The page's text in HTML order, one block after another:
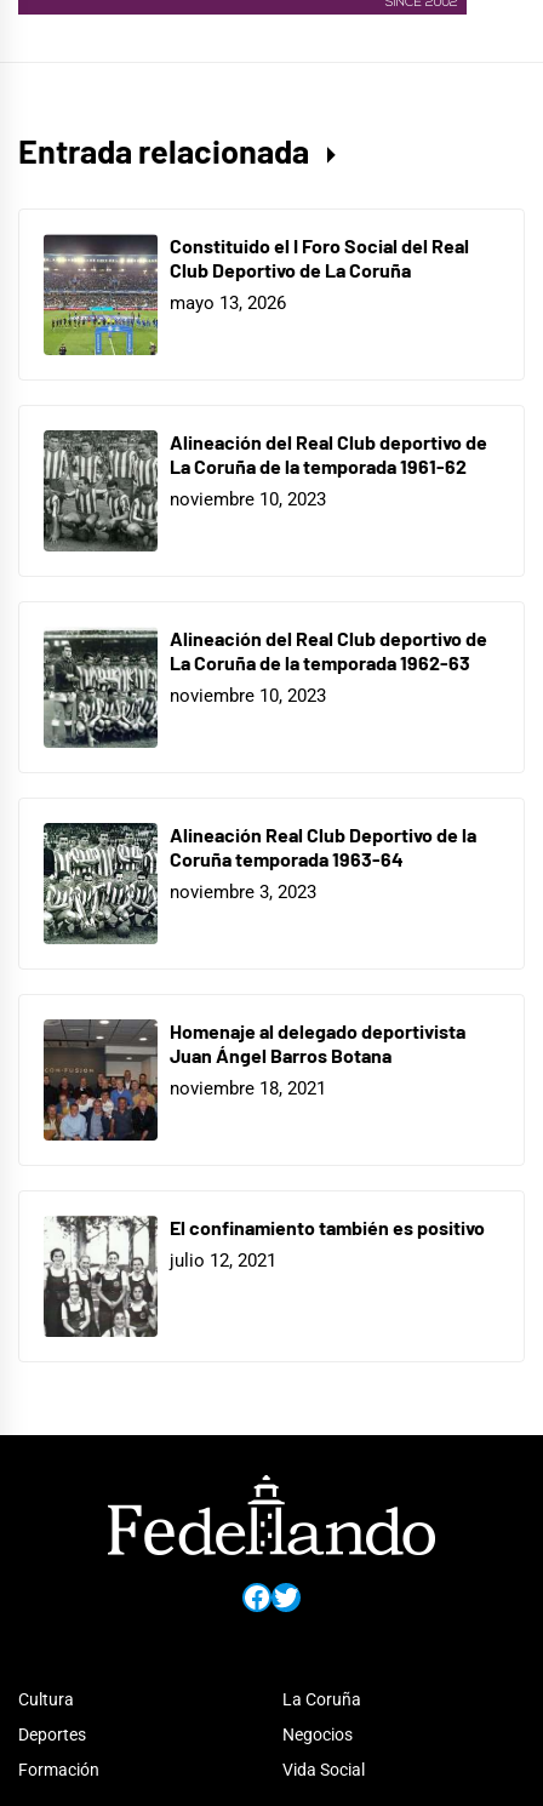
Entrada relacionada
Constituido el I Foro Social del Real
Club Deportivo de La Coruña
mayo 13, 2026
Alineación del Real Club deportivo de
La Coruña de la temporada 1961-62
noviembre 10, 2023
Alineación del Real Club deportivo de
La Coruña de la temporada 1962-63
noviembre 10, 2023
Alineación Real Club Deportivo de la
Coruña temporada 1963-64
noviembre 3, 2023
Homenaje al delegado deportivista
Juan Ángel Barros Botana
noviembre 18, 2021
El confinamiento también es positivo
julio 12, 2021
Facebook
Twitter
Cultura
Deportes
Formación
La Coruña
Negocios
Vida Social